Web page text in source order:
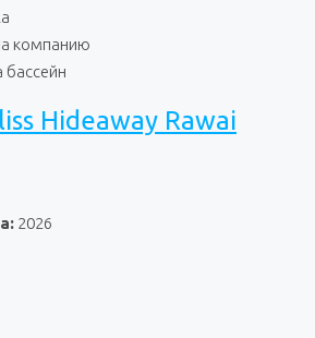
компанию
бассейн
Hideaway Rawai
2026